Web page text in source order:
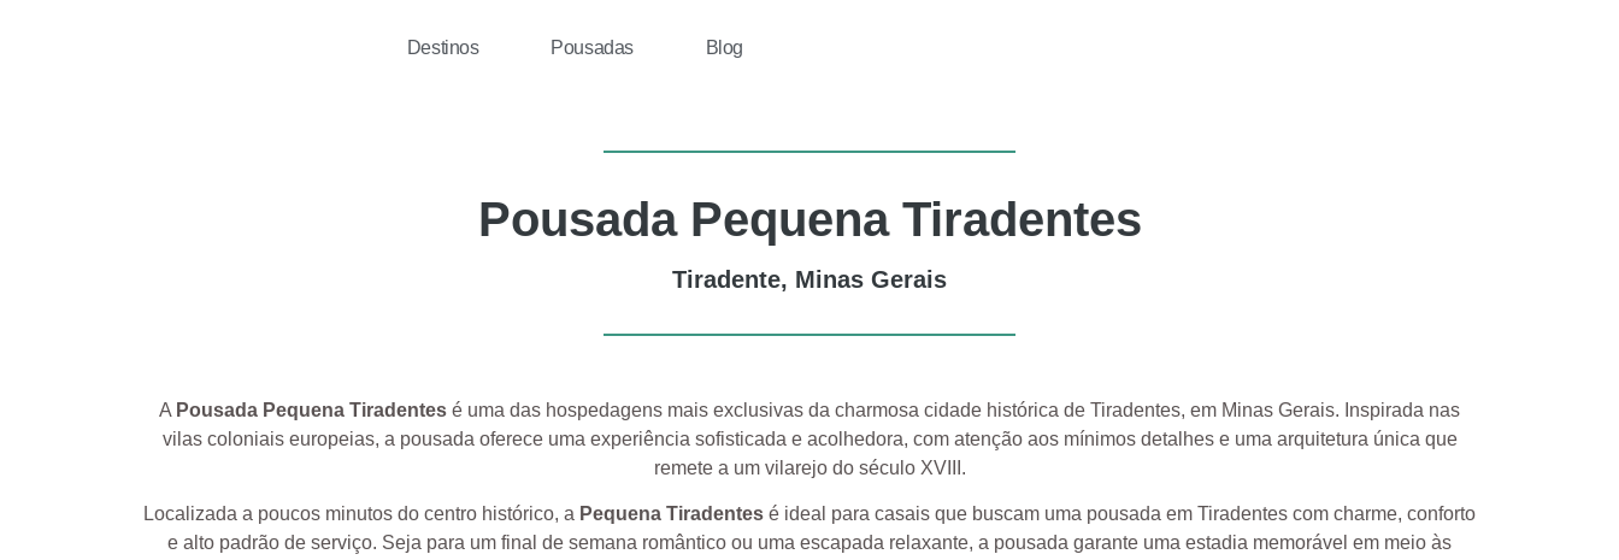
Destinos Pousadas Blog
Pousada Pequena Tiradentes
Tiradente, Minas Gerais
A Pousada Pequena Tiradentes é uma das hospedagens mais exclusivas da charmosa cidade histórica de Tiradentes, em Minas Gerais. Inspirada nas
vilas coloniais europeias, a pousada oferece uma experiência sofisticada e acolhedora, com atenção aos mínimos detalhes e uma arquitetura única que
remete a um vilarejo do século XVIII.
Localizada a poucos minutos do centro histórico, a Pequena Tiradentes é ideal para casais que buscam uma pousada em Tiradentes com charme, conforto
e alto padrão de serviço. Seja para um final de semana romântico ou uma escapada relaxante, a pousada garante uma estadia memorável em meio às